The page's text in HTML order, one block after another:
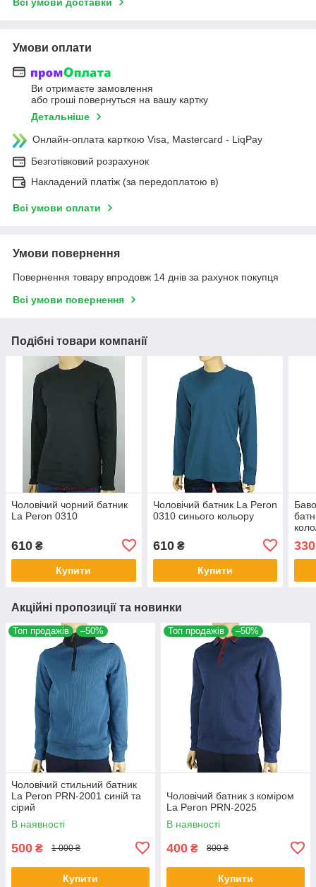
Умови оплати
Ви отримаєте замовлення
або гроші повернуться на вашу картку
Детальніше
Онлайн-оплата карткою Visa, Mastercard - LiqPay
Безготівковий розрахунок
Накладений платіж (за передоплатою в)
Всі умови оплати
Умови повернення
Повернення товару впродовж 14 днів за рахунок покупця
Всі умови повернення
Подібні товари компанії
Чоловічий чорний батник
La Peron 0310
610 ₴
Купити
Чоловічий батник La Peron
0310 синього кольору
610₴
Купити
330
Акційні пропозиції та новинки
Топ продажів –50%
Чоловічий стильний батник
La Peron PRN-2001 синій та
сірий
В наявності
500 ₴ 1 000 ₴
Купити
Топ продажів –50%
Чоловічий батник з коміром
La Peron PRN-2025
В наявності
400 ₴ 800 ₴
Купити